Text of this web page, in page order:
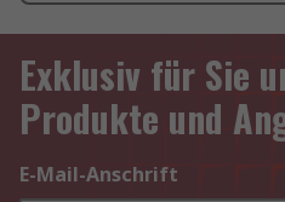
Exklusiv für Sie
Produkte und
E-Mail-Anschrift